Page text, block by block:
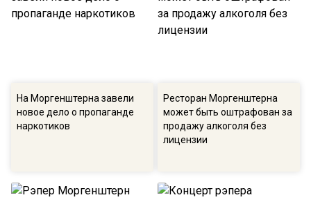
На Моргенштерна завели
новое дело о пропаганде
наркотиков
Ресторан Моргенштерна
может быть оштрафован за
продажу алкоголя без
лицензии